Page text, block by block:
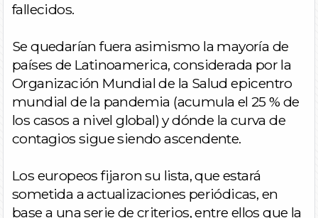
fallecidos.
Se quedarían fuera asimismo la mayoría de
países de Latinoamerica, considerada por la
Organización Mundial de la Salud epicentro
mundial de la pandemia (acumula el 25 % de
los casos a nivel global) y dónde la curva de
contagios sigue siendo ascendente.
Los europeos fijaron su lista, que estará
sometida a actualizaciones periódicas, en
base a una serie de criterios, entre ellos que la